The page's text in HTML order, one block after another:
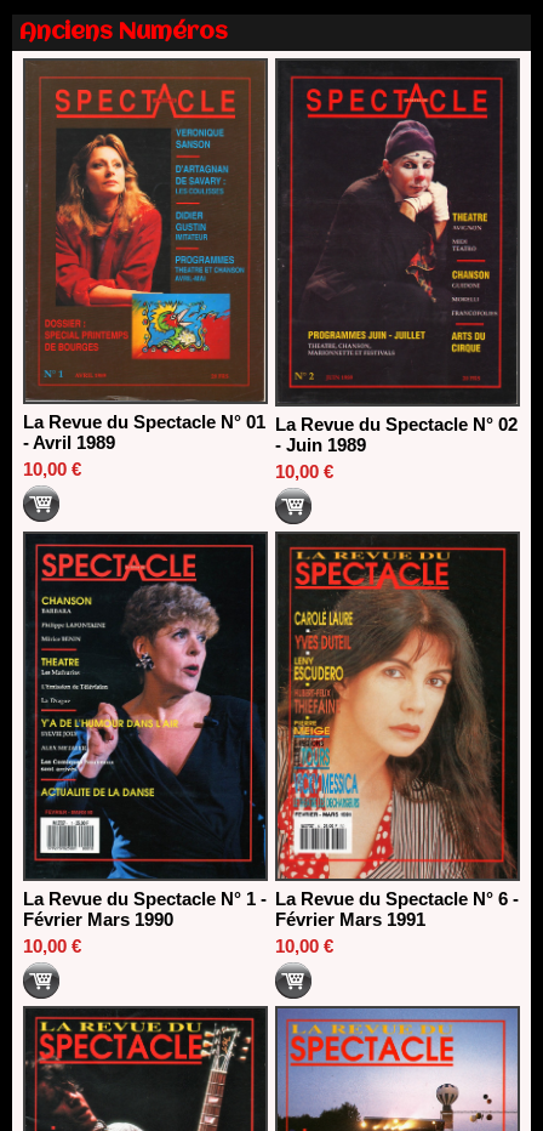
Nomination de Nathalie Garraud et Olivier Saccomano à la
direction du Théâtre de Gennevilliers - CDN
13/06/2026
Dispositif SACD Auteurs d'espaces : les lauréats 2026
18/03/2026
Anciens Numéros
La Revue du Spectacle N° 01
- Avril 1989
10,00 €
La Revue du Spectacle N° 02
- Juin 1989
10,00 €
La Revue du Spectacle N° 1 -
Février Mars 1990
10,00 €
La Revue du Spectacle N° 6 -
Février Mars 1991
10,00 €